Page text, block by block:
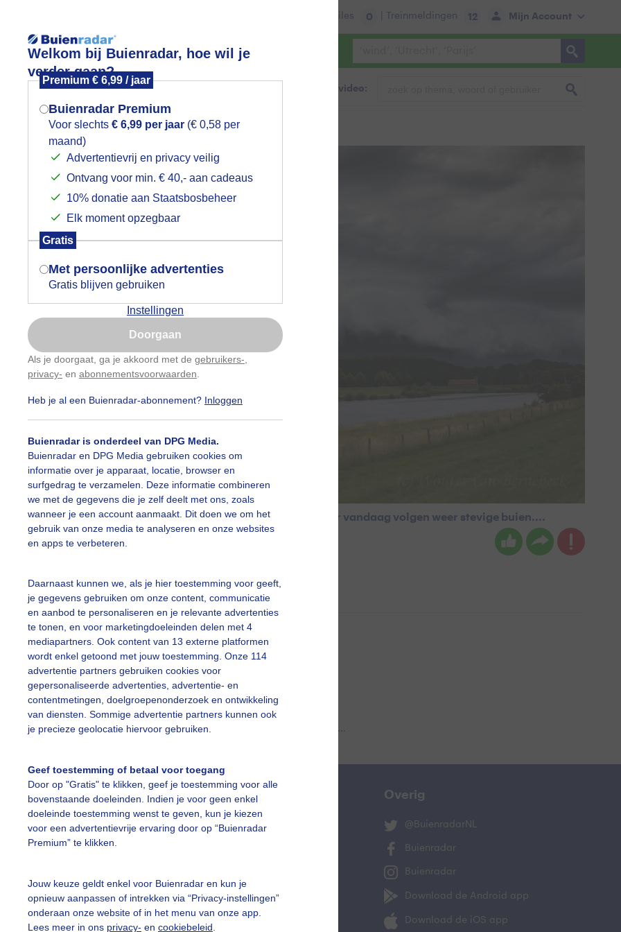
Welkom bij Buienradar, hoe wil je
verder gaan?
Premium € 6,99 / jaar
Buienradar Premium
Voor slechts € 6,99 per jaar (€ 0,58 per
maand)
Advertentievrij en privacy veilig
Ontvang voor min. € 40,- aan cadeaus
10% donatie aan Staatsbosbeheer
Elk moment opzegbaar
Gratis
Met persoonlijke advertenties
Gratis blijven gebruiken
Instellingen
Doorgaan
Als je doorgaat, ga je akkoord met de gebruikers-
privacy- en abonnementsvoorwaarden
Heb je al een Buienradar-abonnement? Inloggen
Buienradar is onderdeel van DPG Media.
Buienradar en DPG Media gebruiken cookies om
informatie over je apparaat, locatie, browser en
surfgedrag te verzamelen. Deze informatie combineren
we met de gegevens die je zelf deelt met ons, zoals
wanneer je een account aanmaakt. Dit doen we om het
gebruik van onze media te analyseren en onze websites
en apps te verbeteren.
Daarnaast kunnen we, als je hier toestemming voor geeft,
je gegevens gebruiken om onze content, communicatie
en aanbod te personaliseren en je relevante advertenties
te tonen, en voor marketingdoeleinden delen met 4
mediapartners. Ook content van 13 externe platformen
wordt enkel getoond met jouw toestemming. Onze 114
advertentie partners gebruiken cookies voor
gepersonaliseerde advertenties, advertentie- en
contentmetingen, doelgroepenonderzoek en ontwikkeling
van diensten. Sommige advertentie partners kunnen ook
je precieze geolocatie hiervoor gebruiken.
Geef toestemming of betaal voor toegang
Door op "Gratis" te klikken, geef je toestemming voor alle
bovenstaande doeleinden. Indien je voor geen enkel
doeleinde toestemming wenst te geven, kun je kiezen
voor een advertentievrije ervaring door op “Buienradar
Premium” te klikken.
Jouw keuze geldt enkel voor Buienradar en kun je
opnieuw aanpassen of intrekken via “Privacy-instellingen”
onderaan onze website of in het menu van onze app.
Lees meer in ons privacy- en cookiebeleid
Mijn Account
Files 0 | Treinmeldingen 12
Foto en video Weerzine
Zoeken in foto & video:
arcuskraag!
arcuskraag gisteravond in de buurt van Nijmegen. Ook later vandaag volgen weer stevige buien....
Wouter van Bernebeek Gemaakt: 09-06-2026, 206x bekeken
Wolken Onweer
slideshow
vragen
Mijn weer
De Bilt
Overig
@BuienradarNL
Buienradar
Buienradar
Download de Android app
Download de iOS app
Mogen we je locatie gebruiken voor
het weer?
Indien je hier nog geen akkoord op hebt
gegeven, verschijnt er zo een pop-up uit
je browser waarin deze toestemming
gevraagd wordt.
Is goed, toon de popup
Nu niet, misschien later
Gebruik je Safari en wil je niet elke dag deze pop-up
Klikhierom dit aan te passen